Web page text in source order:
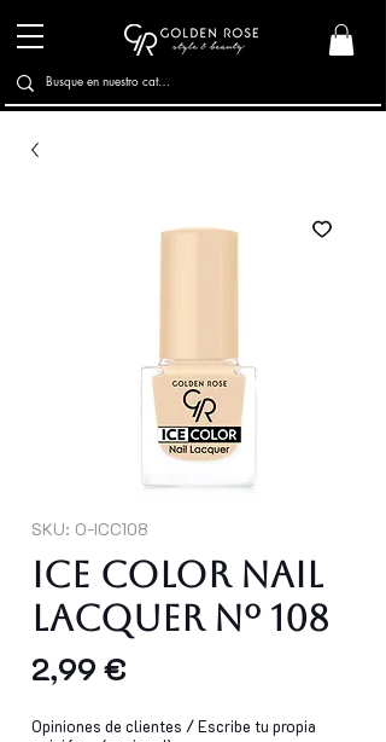
SKU: O-ICC108
Ice Color Nail
Lacquer Nº 108
2,99 €
Opiniones de clientes / Escribe tu propia